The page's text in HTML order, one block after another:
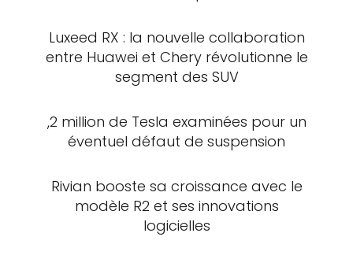
Luxeed RX : la nouvelle collaboration
entre Huawei et Chery révolutionne le
segment des SUV
,2 million de Tesla examinées pour un
éventuel défaut de suspension
Rivian booste sa croissance avec le
modèle R2 et ses innovations
logicielles